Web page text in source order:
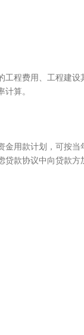
程费用、工程建设
算。
用款计划，可按当
贷款协议中向贷款